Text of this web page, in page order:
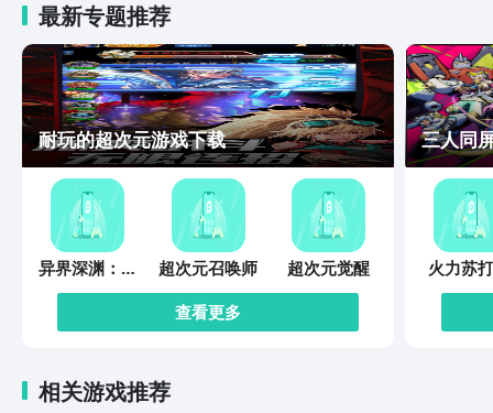
最新专题推荐
耐玩的超次元游戏下载
异界深渊：觉
醒
超次元召唤师
超次元觉醒
查看更多
三人同
火力苏
相关游戏推荐